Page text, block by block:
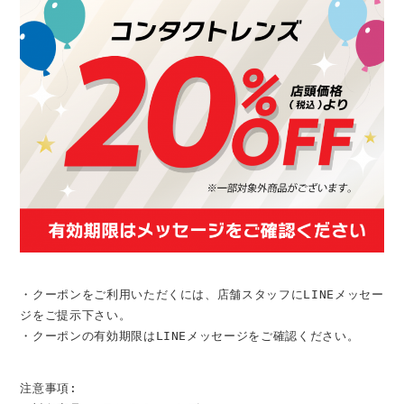
・クーポンをご利用いただくには、店舗スタッフにLINEメッセー
ジをご提示下さい。
・クーポンの有効期限はLINEメッセージをご確認ください。
注意事項: